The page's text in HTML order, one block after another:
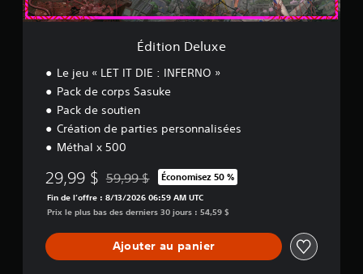
x
e
Édition Deluxe
Le jeu « LET IT DIE : INFERNO »
Pack de corps Sasuke
Pack de soutien
Création de parties personnalisées
Méthal x 500
29,99 $ Remise par rapport au prix d'origine de 59,99 $
59,99 $ Économisez 50 %
Fin de l’offre : 8/13/2026 06:59 AM UTC
Prix le plus bas des derniers 30 jours : 54,59 $
Ajouter au panier
d
e
i
è
r
e
l
s
d
i
e
u
e
s
é
é
m
n
t
s
g
u
s
s
o
n
t
p
o
s
e